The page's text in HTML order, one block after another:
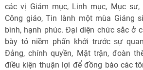
các vị Giám mục, Linh mục, Mục
Công giáo, Tin lành một mùa Giáng
bình, hạnh phúc. Đại diện chức sắc ở
bày tỏ niềm phấn khởi trước sự
Đảng, chính quyền, Mặt trận, đoàn
điều kiện thuận lợi để đồng bào các